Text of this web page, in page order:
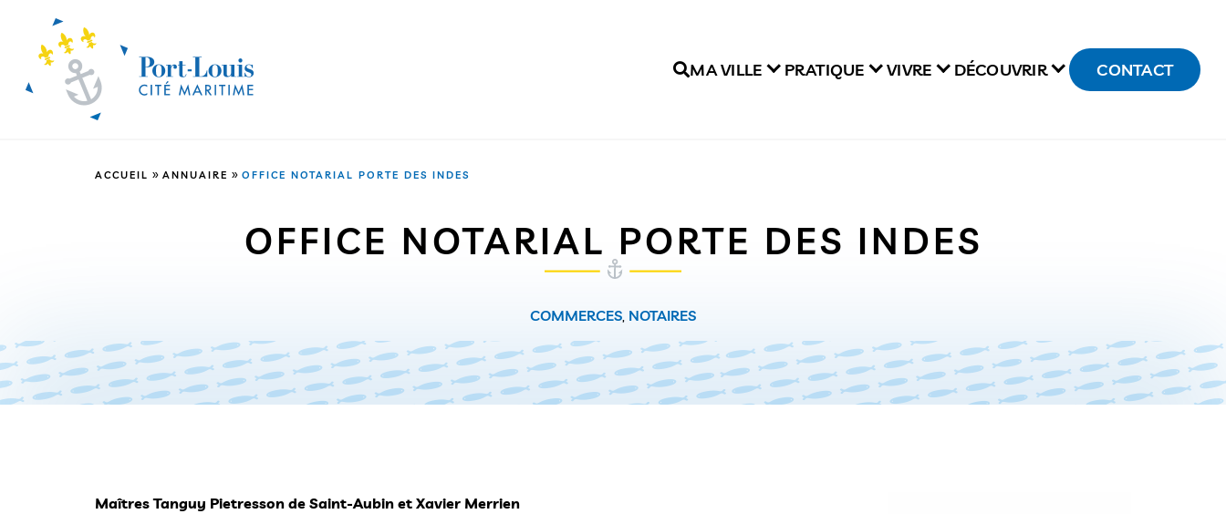
MA VILLE PRATIQUE VIVRE DÉCOUVRIR CONTACT
ACCUEIL » ANNUAIRE » OFFICE NOTARIAL PORTE DES INDES
OFFICE NOTARIAL PORTE DES INDES
COMMERCES, NOTAIRES
Maîtres Tanguy Pietresson de Saint-Aubin et Xavier Merrien